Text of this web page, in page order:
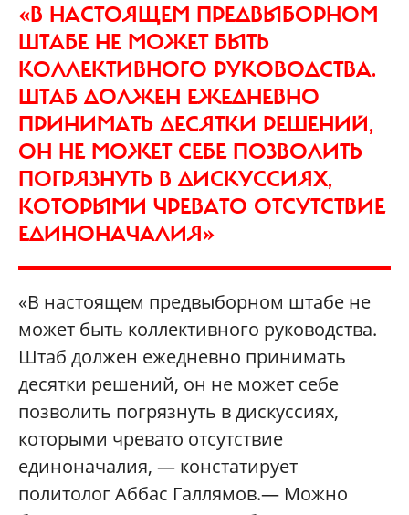
«В НАСТОЯЩЕМ ПРЕДВЫБОРНОМ
ШТАБЕ НЕ МОЖЕТ БЫТЬ
КОЛЛЕКТИВНОГО РУКОВОДСТВА.
ШТАБ ДОЛЖЕН ЕЖЕДНЕВНО
ПРИНИМАТЬ ДЕСЯТКИ РЕШЕНИЙ,
ОН НЕ МОЖЕТ СЕБЕ ПОЗВОЛИТЬ
ПОГРЯЗНУТЬ В ДИСКУССИЯХ,
КОТОРЫМИ ЧРЕВАТО ОТСУТСТВИЕ
ЕДИНОНАЧАЛИЯ»
«В настоящем предвыборном штабе не
может быть коллективного руководства.
Штаб должен ежедневно принимать
десятки решений, он не может себе
позволить погрязнуть в дискуссиях,
которыми чревато отсутствие
единоначалия, — констатирует
политолог Аббас Галлямов.— Можно